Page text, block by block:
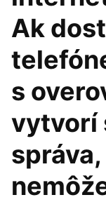
Ak
s
vytvorí